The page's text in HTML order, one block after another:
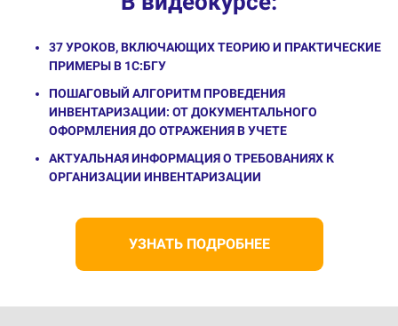
37 УРОКОВ, ВКЛЮЧАЮЩИХ ТЕОРИЮ И ПРАКТИЧЕСКИЕ
ПРИМЕРЫ В 1С:БГУ
ПОШАГОВЫЙ АЛГОРИТМ ПРОВЕДЕНИЯ
ИНВЕНТАРИЗАЦИИ: ОТ ДОКУМЕНТАЛЬНОГО
ОФОРМЛЕНИЯ ДО ОТРАЖЕНИЯ В УЧЕТЕ
АКТУАЛЬНАЯ ИНФОРМАЦИЯ О ТРЕБОВАНИЯХ К
ОРГАНИЗАЦИИ ИНВЕНТАРИЗАЦИИ
УЗНАТЬ ПОДРОБНЕЕ